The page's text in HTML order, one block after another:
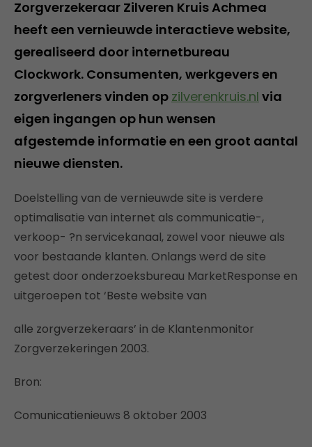
Zorgverzekeraar Zilveren Kruis Achmea
heeft een vernieuwde interactieve website,
gerealiseerd door internetbureau
Clockwork. Consumenten, werkgevers en
zorgverleners vinden op zilverenkruis.nl via
eigen ingangen op hun wensen
afgestemde informatie en een groot aantal
nieuwe diensten.
Doelstelling van de vernieuwde site is verdere
optimalisatie van internet als communicatie-,
verkoop- ?n servicekanaal, zowel voor nieuwe als
voor bestaande klanten. Onlangs werd de site
getest door onderzoeksbureau MarketResponse en
uitgeroepen tot ‘Beste website van
alle zorgverzekeraars’ in de Klantenmonitor
Zorgverzekeringen 2003.
Bron:
Comunicatienieuws 8 oktober 2003